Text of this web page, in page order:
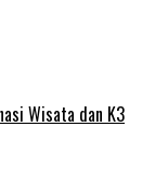
Wisata dan K3